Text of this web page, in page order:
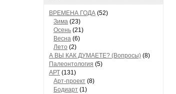
ВРЕМЕНА ГОДА (52)
Зима (23)
Осень (21)
Весна (6)
Лето (2)
А ВЫ КАК ДУМАЕТЕ? (Вопросы) (8)
Палеонтология (5)
АРТ (131)
Арт-проект (8)
Бодиарт (1)